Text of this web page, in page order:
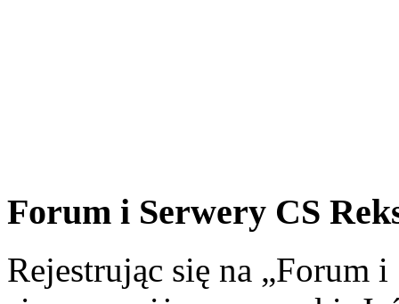
Forum i Serwery CS
Rejestrując się na „Forum